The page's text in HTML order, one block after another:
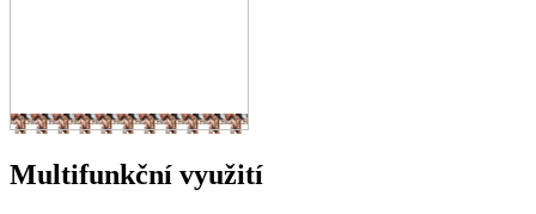
Multifunkční využití